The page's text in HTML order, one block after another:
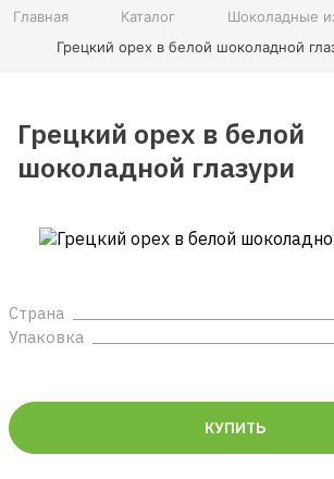
Главная Каталог
Шоколадные
Грецкий орех в белой шоколадной
Грецкий орех в белой
шоколадной глазури
Страна
Упаковка
КУПИТЬ